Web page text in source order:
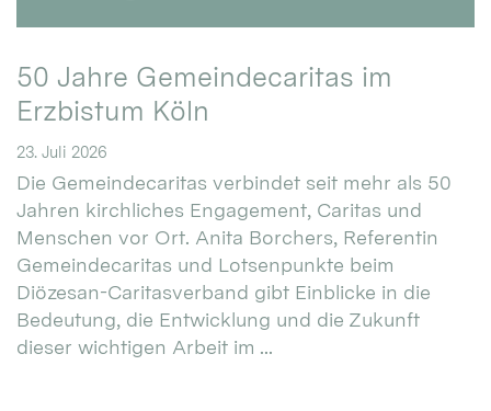
50 Jahre Gemeindecaritas im
Erzbistum Köln
23. Juli 2026
Die Gemeindecaritas verbindet seit mehr als 50
Jahren kirchliches Engagement, Caritas und
Menschen vor Ort. Anita Borchers, Referentin
Gemeindecaritas und Lotsenpunkte beim
Diözesan-Caritasverband gibt Einblicke in die
Bedeutung, die Entwicklung und die Zukunft
dieser wichtigen Arbeit im ...